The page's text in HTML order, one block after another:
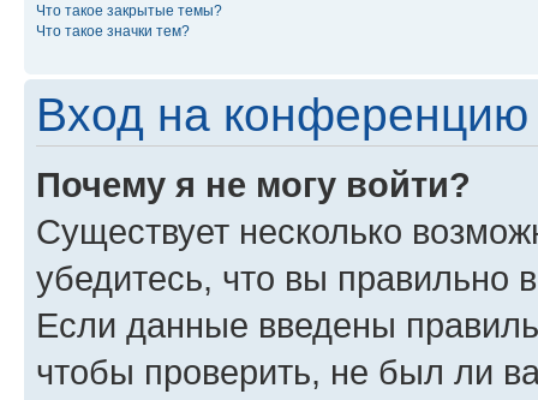
Что такое закрытые темы?
Что такое значки тем?
Вход на конференцию
Почему я не могу войти?
Существует несколько
убедитесь, что вы правильно
Если данные введены
чтобы проверить, не был ли